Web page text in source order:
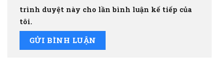
trình duyệt này cho lần bình luận kế tiếp của
tôi.